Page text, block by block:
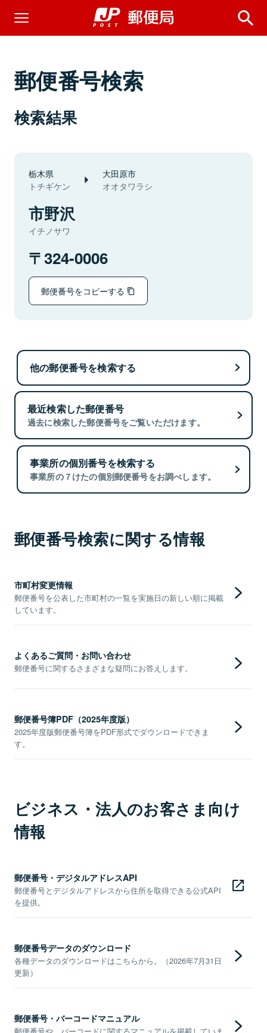
郵便番号検索
検索結果
栃木県
トチギケン
大田原市
オオタワラシ
市野沢
イチノサワ
324-0006
郵便番号をコピーする
他の郵便番号を検索する
最近検索した郵便番号
過去に検索した郵便番号をご覧いただけます。
事業所の個別番号を検索する
事業所の７けたの個別郵便番号をお調べします。
郵便番号検索に関する情報
市町村変更情報
郵便番号を公表した市町村の一覧を実施日の新しい順に掲載
しています。
よくあるご質問・お問い合わせ
郵便番号に関するさまざまな疑問にお答えします。
郵便番号簿PDF（2025年度版）
2025年度版郵便番号簿をPDF形式でダウンロードできま
す。
ビジネス・法人のお客さま向け
情報
郵便番号・デジタルアドレスAPI
郵便番号とデジタルアドレスから住所を取得できる公式API
を提供。
郵便番号データのダウンロード
各種データのダウンロードはこちらから。（2026年7月31日
更新）
郵便番号・バーコードマニュアル